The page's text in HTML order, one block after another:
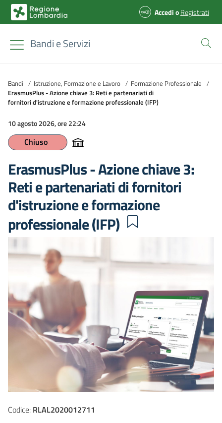
AccedioRegistrati
Bandi e Servizi
Bandi / Istruzione, Formazione e Lavoro / Formazione Professionale /
ErasmusPlus - Azione chiave 3: Reti e partenariati di
fornitori d'istruzione e formazione professionale (IFP)
10 agosto 2026, ore 22:24
Chiuso
ErasmusPlus - Azione chiave 3:
Reti e partenariati di fornitori
d'istruzione e formazione
professionale (IFP)
Codice: RLAL2020012711